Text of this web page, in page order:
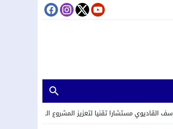
لتعزيز المشروع الرياضي لأكاديمية ريال المغرب.